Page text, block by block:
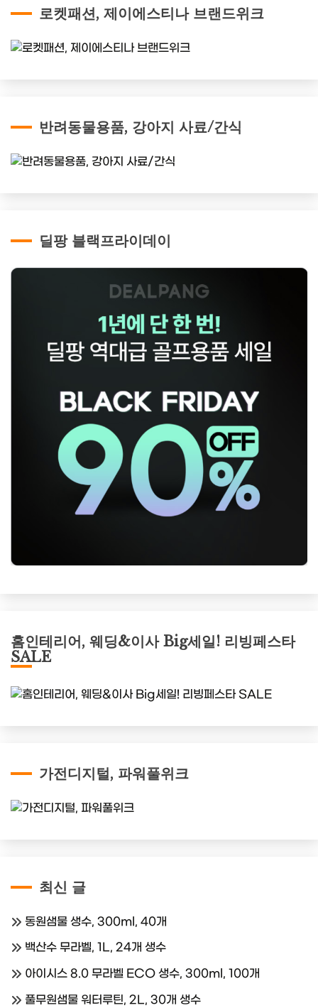
로켓패션, 제이에스티나 브랜드위크
반려동물용품, 강아지 사료/간식
딜팡 블랙프라이데이
홈인테리어, 웨딩&이사 Big세일! 리빙페스타
SALE
가전디지털, 파워풀위크
최신 글
동원샘물 생수, 300ml, 40개
백산수 무라벨, 1L, 24개 생수
아이시스 8.0 무라벨 ECO 생수, 300ml, 100개
풀무원샘물 워터루틴, 2L, 30개 생수